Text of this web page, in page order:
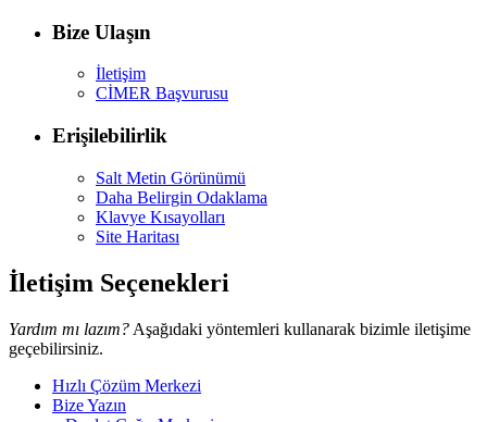
Bize Ulaşın
İletişim
CİMER Başvurusu
Erişilebilirlik
Salt Metin Görünümü
Daha Belirgin Odaklama
Klavye Kısayolları
Site Haritası
İletişim Seçenekleri
Yardım mı lazım? Aşağıdaki yöntemleri kullanarak bizimle iletişime
geçebilirsiniz.
Hızlı Çözüm Merkezi
Bize Yazın